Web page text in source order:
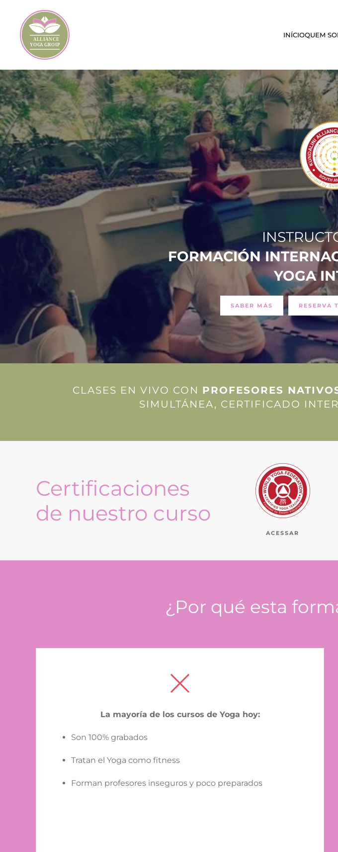
Skip to main content
ALLIANCE
YOGA GROUP
INÍCIOQUEM
FORMACIÓN
YOGA
SABER MÁS RESERVA
CLASES EN VIVO CON PROFESORES
SIMULTÁNEA, CERTIFICADO
Certificaciones
de nuestro curso
ACESSAR
¿Por qué esta
La mayoría de los cursos de Yoga hoy:
Son 100% grabados
Tratan el Yoga como fitness
Forman profesores inseguros y poco preparados